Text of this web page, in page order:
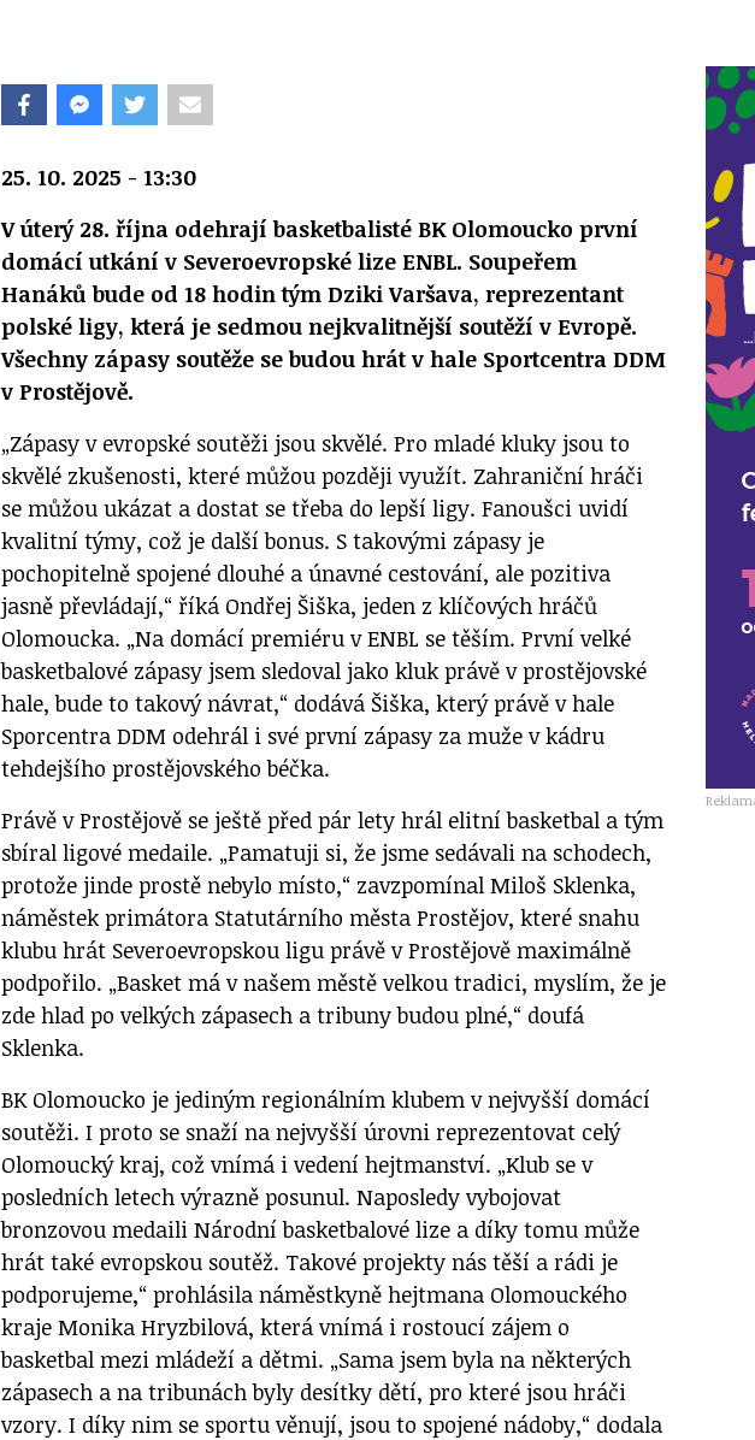
25. 10. 2025 - 13:30
V úterý 28. října odehrají basketbalisté BK Olomoucko první
domácí utkání v Severoevropské lize ENBL. Soupeřem
Hanáků bude od 18 hodin tým Dziki Varšava, reprezentant
polské ligy, která je sedmou nejkvalitnější soutěží v Evropě.
Všechny zápasy soutěže se budou hrát v hale Sportcentra DDM
v Prostějově.
„Zápasy v evropské soutěži jsou skvělé. Pro mladé kluky jsou to
skvělé zkušenosti, které můžou později využít. Zahraniční hráči
se můžou ukázat a dostat se třeba do lepší ligy. Fanoušci uvidí
kvalitní týmy, což je další bonus. S takovými zápasy je
pochopitelně spojené dlouhé a únavné cestování, ale pozitiva
jasně převládají,“ říká Ondřej Šiška, jeden z klíčových hráčů
Olomoucka. „Na domácí premiéru v ENBL se těším. První velké
basketbalové zápasy jsem sledoval jako kluk právě v prostějovské
hale, bude to takový návrat,“ dodává Šiška, který právě v hale
Sporcentra DDM odehrál i své první zápasy za muže v kádru
tehdejšího prostějovského béčka.
Právě v Prostějově se ještě před pár lety hrál elitní basketbal a tým
sbíral ligové medaile. „Pamatuji si, že jsme sedávali na schodech,
protože jinde prostě nebylo místo,“ zavzpomínal Miloš Sklenka,
náměstek primátora Statutárního města Prostějov, které snahu
klubu hrát Severoevropskou ligu právě v Prostějově maximálně
podpořilo. „Basket má v našem městě velkou tradici, myslím, že je
zde hlad po velkých zápasech a tribuny budou plné,“ doufá
Sklenka.
BK Olomoucko je jediným regionálním klubem v nejvyšší domácí
soutěži. I proto se snaží na nejvyšší úrovni reprezentovat celý
Olomoucký kraj, což vnímá i vedení hejtmanství. „Klub se v
posledních letech výrazně posunul. Naposledy vybojovat
bronzovou medaili Národní basketbalové lize a díky tomu může
hrát také evropskou soutěž. Takové projekty nás těší a rádi je
podporujeme,“ prohlásila náměstkyně hejtmana Olomouckého
kraje Monika Hryzbilová, která vnímá i rostoucí zájem o
basketbal mezi mládeží a dětmi. „Sama jsem byla na některých
zápasech a na tribunách byly desítky dětí, pro které jsou hráči
vzory. I díky nim se sportu věnují, jsou to spojené nádoby,“ dodala